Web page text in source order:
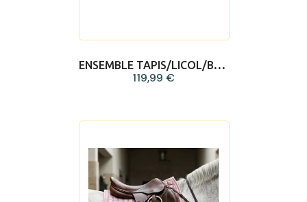
ENSEMBLE TAPIS/LICOL/BONNET SERPENT BY CDG
119,99 €